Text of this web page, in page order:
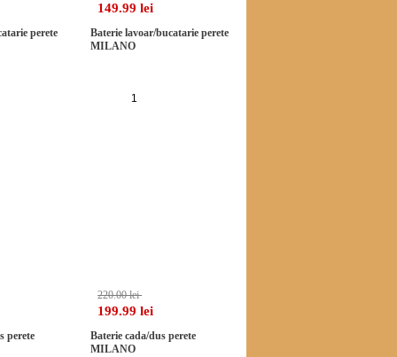
perete
149.99 lei
Baterie lavoar/bucatarie perete
MILANO
perete
220.00 lei
199.99 lei
Baterie cada/dus perete
MILANO